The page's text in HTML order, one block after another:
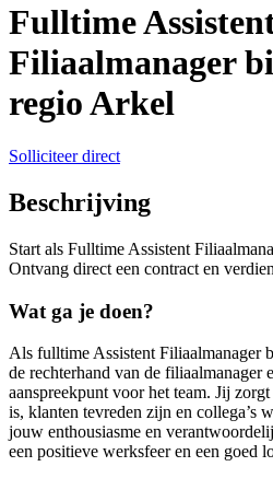
Fulltime
Filiaalmanager
regio Arkel
Solliciteer direct
Beschrijving
Start als Fulltime Assistent
Ontvang direct een contract en
Wat ga je doen?
Als fulltime Assistent
de rechterhand van de filiaalmanager
aanspreekpunt voor het team. Jij
is, klanten tevreden zijn en collega’s
jouw enthousiasme en
een positieve werksfeer en een goed